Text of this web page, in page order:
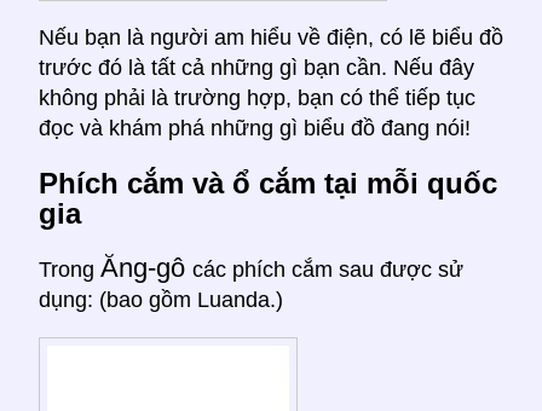
Nếu bạn là người am hiểu về điện, có lẽ biểu đồ
trước đó là tất cả những gì bạn cần. Nếu đây
không phải là trường hợp, bạn có thể tiếp tục
đọc và khám phá những gì biểu đồ đang nói!
Phích cắm và ổ cắm tại mỗi quốc
gia
Trong Ăng-gô các phích cắm sau được sử
dụng: (bao gồm Luanda.)